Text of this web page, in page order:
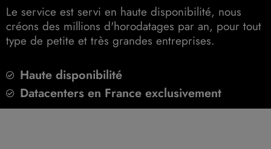
Le service est servi en haute disponibilité, nous
créons des millions d'horodatages par an, pour tout
type de petite et très grandes entreprises.
Haute disponibilité
Datacenters en France exclusivement